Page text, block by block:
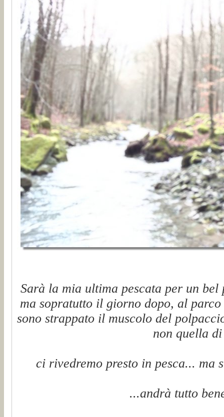
Sarà la mia ultima pescata per un
ma sopratutto il giorno dopo, al
sono strappato il muscolo del
non quella
ci rivedremo presto in pesca... ma
...andrà tutto